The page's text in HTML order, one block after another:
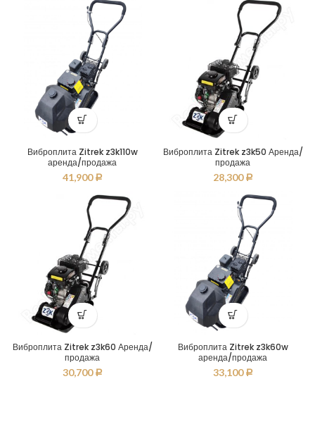
Виброплита Zitrek z3k110w
аренда/продажа
41,900 Р
Виброплита Zitrek z3k50 Аренда/
продажа
28,300 Р
Виброплита Zitrek z3k60 Аренда/
продажа
30,700 Р
Виброплита Zitrek z3k60w
аренда/продажа
33,100 Р